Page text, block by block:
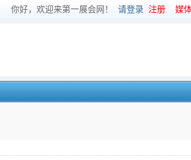
你好，欢迎来第一展会网！ 请登录 注册 媒